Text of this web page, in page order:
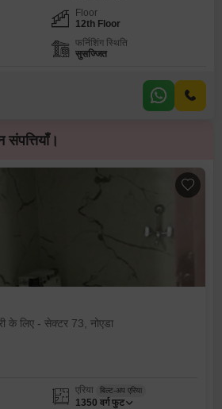
Floor
12th Floor
फर्निशिंग स्थिति
सुसज्जित
के लिए - सेक्टर 73, नोएडा
एरिया बिल्ट-अप एरिया
1350 वर्ग फुट